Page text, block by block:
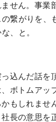
せん。事業
繋がりを、
、と。
込んだ話を
、ボトムアッ
もしれませ
長の意思を